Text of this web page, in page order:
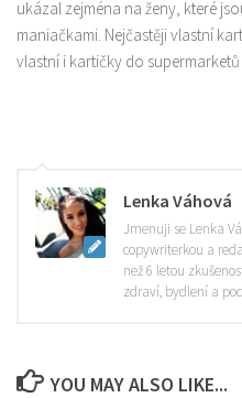
ukázal zejména na ženy, které
maniačkami. Nejčastěji vlastní
vlastní i kartičky do
Lenka Váhová
Jmenuji se Lenka
copywriterkou a
než 6 letou
zdraví, bydlení a
YOU MAY ALSO LIKE...